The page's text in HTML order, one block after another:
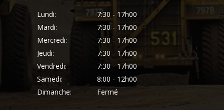
Lundi:
7:30 - 17h00
Mardi:
7:30 - 17h00
Mercredi:
7:30 - 17h00
Jeudi:
7:30 - 17h00
Vendredi:
7:30 - 17h00
Samedi:
8:00 - 12h00
Dimanche:
Fermé